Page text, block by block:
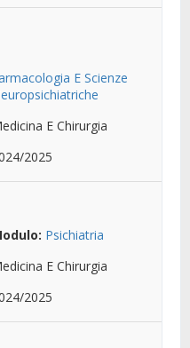
E Scienze
E Chirurgia
2025
Psichiatria
E Chirurgia
2025